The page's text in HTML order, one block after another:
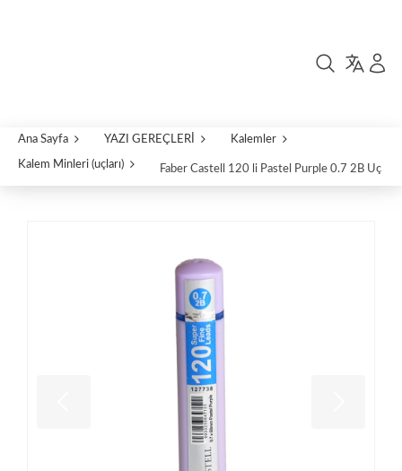
Ana Sayfa YAZI GEREÇLERİ Kalemler
Kalem Minleri (uçları) Faber Castell 120 li Pastel Purple 0.7 2B Uç